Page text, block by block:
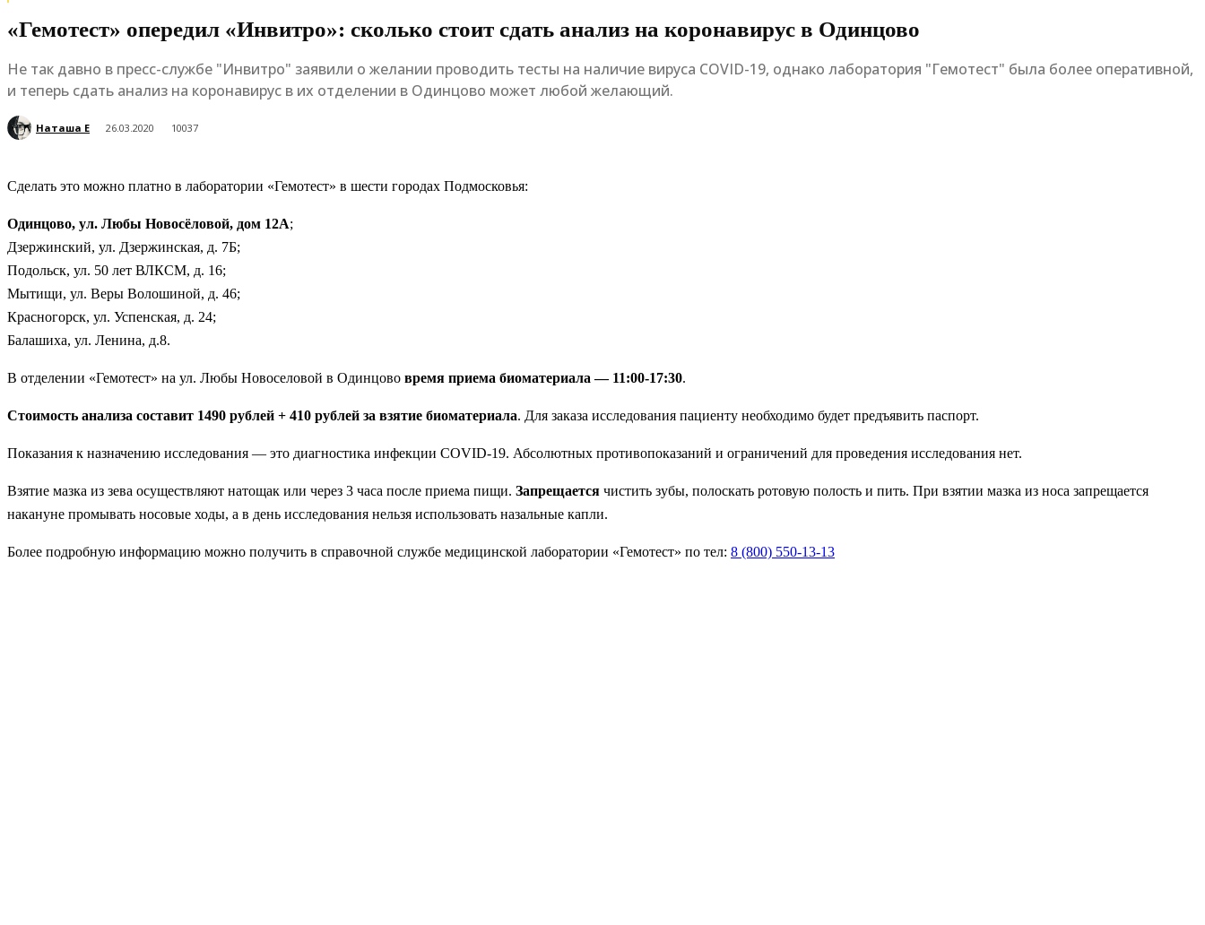
«Гемотест» опередил «Инвитро»: сколько стоит сдать анализ на коронавирус в Одинцово
Не так давно в пресс-службе "Инвитро" заявили о желании проводить тесты на наличие вируса COVID-19, однако лаборатория "Гемотест" была более оперативной,
и теперь сдать анализ на коронавирус в их отделении в Одинцово может любой желающий.
Наташа Е 26.03.2020 10037
Сделать это можно платно в лаборатории «Гемотест» в шести городах Подмосковья:
Одинцово, ул. Любы Новосёловой, дом 12А;
Дзержинский, ул. Дзержинская, д. 7Б;
Подольск, ул. 50 лет ВЛКСМ, д. 16;
Мытищи, ул. Веры Волошиной, д. 46;
Красногорск, ул. Успенская, д. 24;
Балашиха, ул. Ленина, д.8.
В отделении «Гемотест» на ул. Любы Новоселовой в Одинцово время приема биоматериала — 11:00-17:30.
Стоимость анализа составит 1490 рублей + 410 рублей за взятие биоматериала. Для заказа исследования пациенту необходимо будет предъявить паспорт.
Показания к назначению исследования — это диагностика инфекции COVID-19. Абсолютных противопоказаний и ограничений для проведения исследования нет.
Взятие мазка из зева осуществляют натощак или через 3 часа после приема пищи. Запрещается чистить зубы, полоскать ротовую полость и пить. При взятии мазка из носа запрещается
накануне промывать носовые ходы, а в день исследования нельзя использовать назальные капли.
Более подробную информацию можно получить в справочной службе медицинской лаборатории «Гемотест» по тел: 8 (800) 550-13-13